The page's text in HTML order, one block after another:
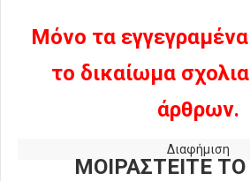
Μόνο τα
το δικαίωμα
άρθρων.
Διαφήμιση
ΜΟΙΡΑΣΤΕΙΤΕ